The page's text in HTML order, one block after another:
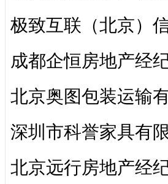
极致互联（北京）
成都企恒房地产经
北京奥图包装运输
深圳市科誉家具有
北京远行房地产经